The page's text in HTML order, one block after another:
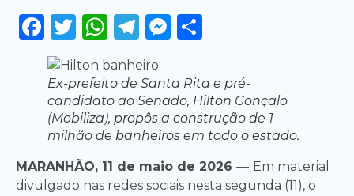
Facebook
Twitter
WhatsApp
Telegram
Messenger
Ex-prefeito de Santa Rita e pré-
candidato ao Senado, Hilton Gonçalo
(Mobiliza), propôs a construção de 1
milhão de banheiros em todo o estado.
MARANHÃO, 11 de maio de 2026 — Em material
divulgado nas redes sociais nesta segunda (11), o